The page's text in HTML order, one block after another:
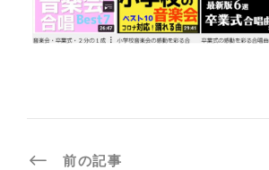
前の記事